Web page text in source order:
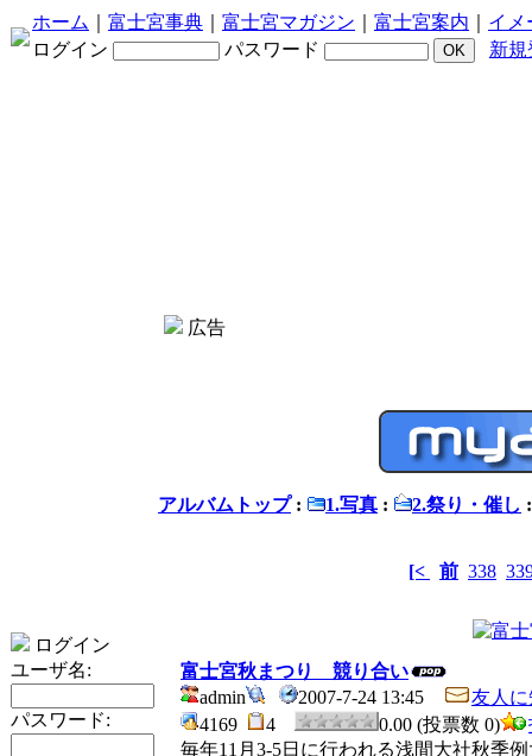
ホーム 富士宮事典 富士宮マガジン 富士宮案内
イメ
ログイン
パスワード 新規
ログイン
ユーザ名:
パスワード:
広告
アルバムトップ: 1.写真 : 2.祭り・催し
[< 前 338
富士宮秋まつり 競り合い
admin
2007-7-24 13:45
友人
4169
4 0.00 (投票数 0)
毎年11月3-5日に行われる浅間大社秋季